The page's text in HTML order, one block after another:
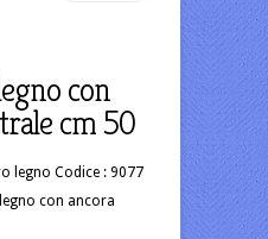
con
cm 50
legno Codice : 9077
con ancora